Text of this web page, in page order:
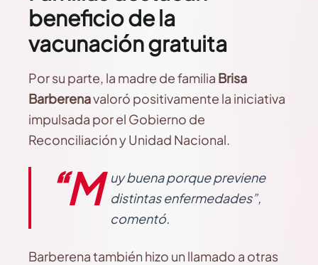
beneficio de la
vacunación gratuita
Por su parte, la madre de familia Brisa
Barberenavaloró positivamente la iniciativa
impulsada por el Gobierno de
Reconciliación y Unidad Nacional.
“M
uy buena porque previene
distintas enfermedades”,
comentó.
Barberena también hizo un llamado a otras